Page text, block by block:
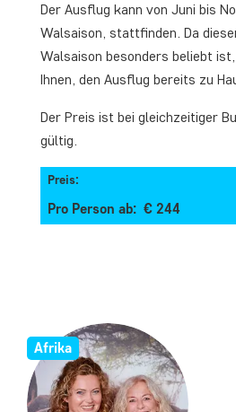
Der Ausflug kann von Juni bis
Walsaison, stattfinden. Da
Walsaison besonders beliebt
Ihnen, den Ausflug bereits zu
Der Preis ist bei gleichzeitiger
gültig.
Preis:
Pro Person ab: € 244
Afrika